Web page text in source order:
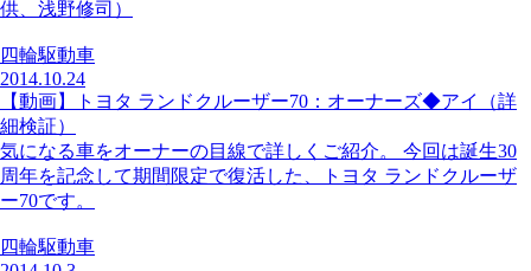
供、浅野修司）
四輪駆動車
2014.10.24
【動画】トヨタ ランドクルーザー70：オーナーズ◆アイ（詳
細検証）
気になる車をオーナーの目線で詳しくご紹介。 今回は誕生30
周年を記念して期間限定で復活した、トヨタ ランドクルーザ
ー70です。
四輪駆動車